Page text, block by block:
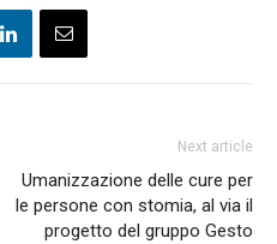
Next article
Umanizzazione delle cure per
le persone con stomia, al via il
progetto del gruppo Gesto